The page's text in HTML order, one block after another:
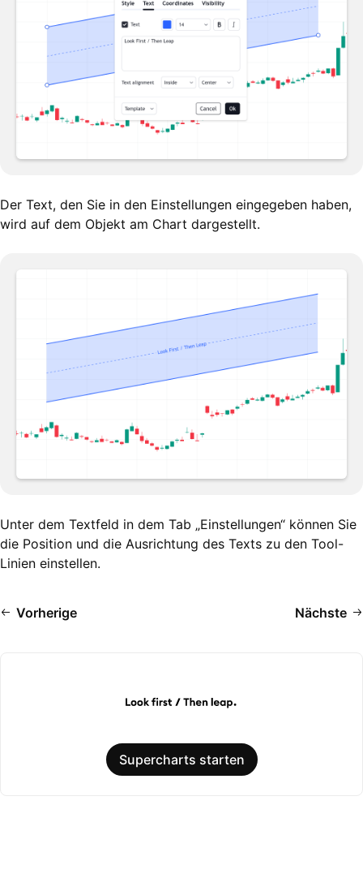
Der Text, den Sie in den Einstellungen eingegeben haben,
wird auf dem Objekt am Chart dargestellt.
Unter dem Textfeld in dem Tab „Einstellungen“ können Sie
die Position und die Ausrichtung des Texts zu den Tool-
Linien einstellen.
Vorherige Nächste
Supercharts starten